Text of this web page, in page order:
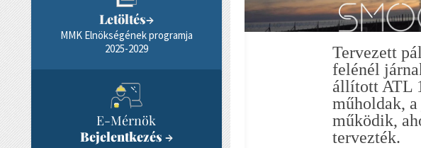
Letöltés→
MMK Elnökségének programja
2025-2029
E-Mérnök
Bejelentkezés →
Tervezett
felénél
állított ATL
műholdak,
működik,
tervezték.